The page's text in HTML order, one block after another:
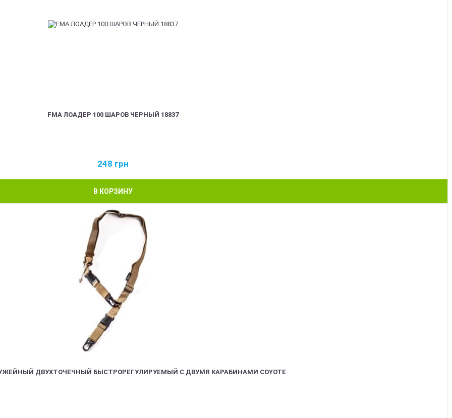
FMA ЛОАДЕР 100 ШАРОВ ЧЕРНЫЙ 18837
248 грн
В КОРЗИНУ
ДВУХТОЧЕЧНЫЙ БЫСТРОРЕГУЛИРУЕМЫЙ С ДВУМЯ КАРАБИНАМИ COYOTE